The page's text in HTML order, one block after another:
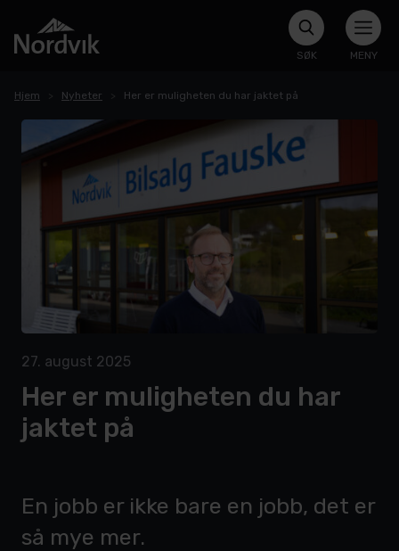
SØK MENY
Hjem Nyheter Her er muligheten du har jaktet på
27. august 2025
Her er muligheten du har
jaktet på
En jobb er ikke bare en jobb, det er
så mye mer.